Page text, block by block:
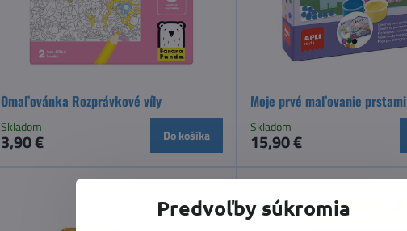
Omaľovánka Rozprávkové víly
Skladom
3,90 € Do košíka
Moje prvé maľovanie prstami
Skladom
15,90 €
Predvoľby súkromia